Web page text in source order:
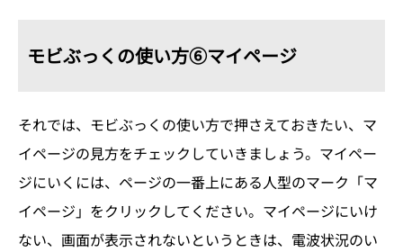
モビぶっくの使い方⑥マイページ
それでは、モビぶっくの使い方で押さえておきたい、マ
イページの見方をチェックしていきましょう。マイペー
ジにいくには、ページの一番上にある人型のマーク「マ
イページ」をクリックしてください。マイページにいけ
ない、画面が表示されないというときは、電波状況のい